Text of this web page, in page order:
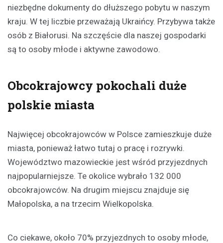
niezbędne dokumenty do dłuższego pobytu w naszym
kraju. W tej liczbie przeważają Ukraińcy. Przybywa także
osób z Białorusi. Na szczęście dla naszej gospodarki
są to osoby młode i aktywne zawodowo.
Obcokrajowcy pokochali duże
polskie miasta
Najwięcej obcokrajowców w Polsce zamieszkuje duże
miasta, ponieważ łatwo tutaj o pracę i rozrywki.
Województwo mazowieckie jest wśród przyjezdnych
najpopularniejsze. Te okolice wybrało 132 000
obcokrajowców. Na drugim miejscu znajduje się
Małopolska, a na trzecim Wielkopolska.
Co ciekawe, około 70% przyjezdnych to osoby młode,